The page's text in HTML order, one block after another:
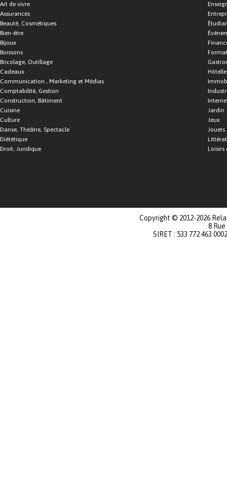
Art de vivre
Assurances
Beauté, Cosmétiques
Bien-être
Bijoux
Boissons
Bricolage, Outillage
Cadeaux
Communication , Marketing et Médias
Comptabilité, Gestion
Construction, Bâtiment
Cuisine
Culture
Danse, Théâtre, Spectacle
Diététique
Droit, Juridique
Jardin
Jeux
Jouets
Loisirs
Copyright © 2012-2026
8
SIRET : 533 772 463